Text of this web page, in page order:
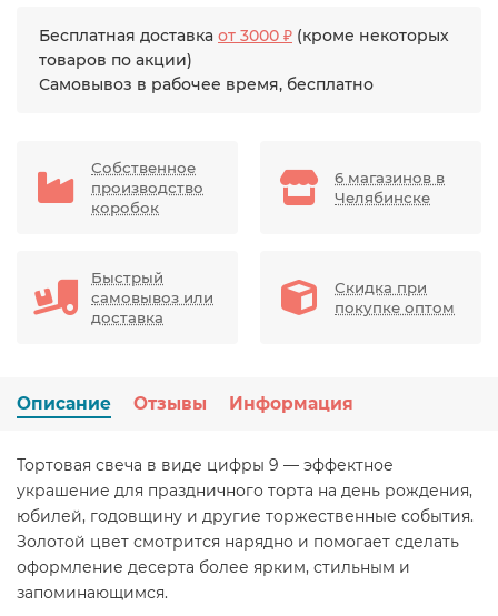
Бесплатная доставка от 3000 ₽ (кроме некоторых
товаров по акции)
Самовывоз в рабочее время, бесплатно
Собственное
производство
коробок
6 магазинов в
Челябинске
Быстрый
самовывоз или
доставка
Скидка при
покупке оптом
Описание Отзывы Информация
Тортовая свеча в виде цифры 9 — эффектное
украшение для праздничного торта на день рождения,
юбилей, годовщину и другие торжественные события.
Золотой цвет смотрится нарядно и помогает сделать
оформление десерта более ярким, стильным и
запоминающимся.